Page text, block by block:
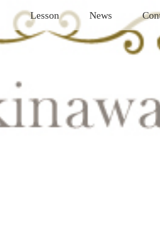
Lesson News